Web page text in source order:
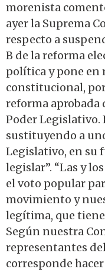
morenista
ayer la Suprema
respecto a
B de la reforma
política y pone en
constitucional,
reforma aprobada
Poder Legislativo.
sustituyendo a
Legislativo, en su
legislar”. “Las y
el voto popular
movimiento y
legítima, que
Según nuestra
representantes
corresponde